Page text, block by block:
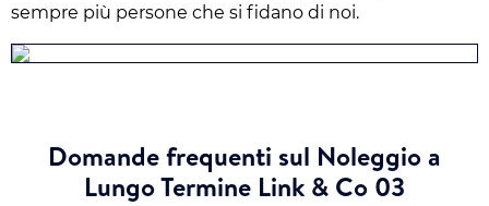
sempre più persone che si fidano di noi.
Domande frequenti sul Noleggio a
Lungo Termine Link & Co 03